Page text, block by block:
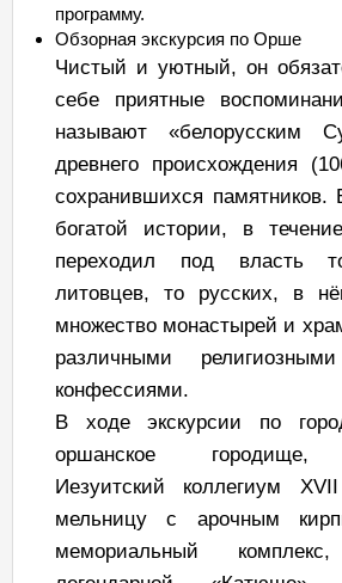
программу.
Обзорная экскурсия по Орше
Чистый и уютный, он
себе приятные
называют «белорусским
древнего происхождения
сохранившихся памятников.
богатой истории, в
переходил под власть
литовцев, то русских, в
множество монастырей и
различными
конфессиями.
В ходе экскурсии по
оршанское городище,
Иезуитский коллегиум
мельницу с арочным
мемориальный